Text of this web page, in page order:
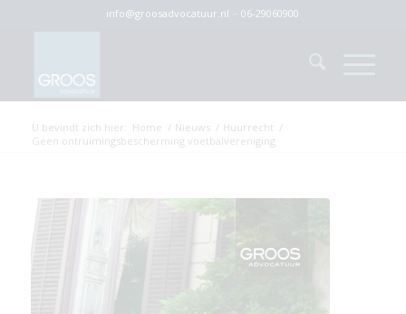
info@groosadvocatuur.nl –06-29060900
U bevindt zich hier: Home / Nieuws / Huurrecht /
Geen ontruimingsbescherming voetbalvereniging